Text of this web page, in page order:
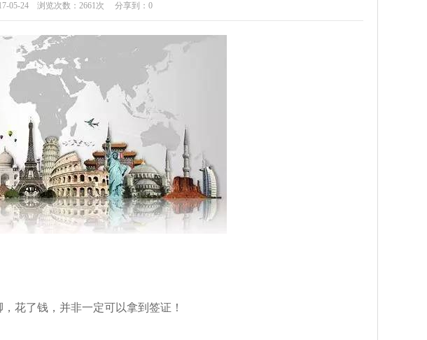
05-24 浏览次数：2661次 分享到： 0
花了钱，并非一定可以拿到签证！